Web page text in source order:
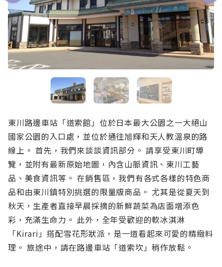
東川路邊車站「道索館」位於日本最大公園之一大絕山
國家公園的入口處，並位於通往旭輝和天人教溫泉的路
線上。 首先，我們來談談資訊部分。 請享受東川町導
覽，並附有最新原始地圖，內含山脈資訊、東川工藝
品、美食資訊等。 在銷售區，我們有各式各樣的特色商
品和由東川鎮特別挑選的限量版商品。 尤其是從夏天到
秋天，生產者直接早晨採摘的新鮮蔬菜為店面增添色
彩，充滿生命力。 此外，全年受歡迎的軟冰淇淋
「Kirari」搭配雪花形狀派，是一道看起來可愛的精緻料
理。 旅途中，請在路邊車站「道索坎」稍作放鬆。